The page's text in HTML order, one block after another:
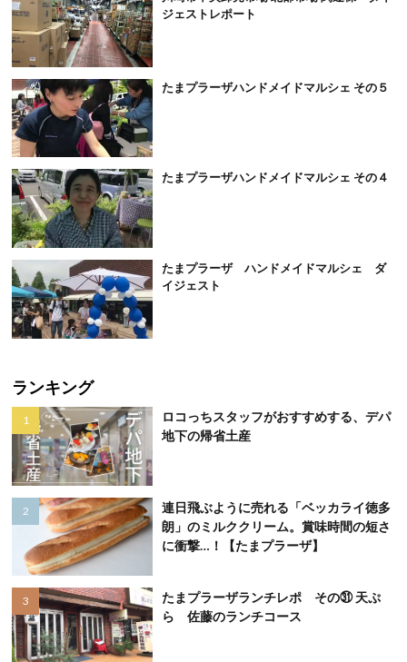
ジェストレポート
たまプラーザハンドメイドマルシェ その５
たまプラーザハンドメイドマルシェ その４
たまプラーザ ハンドメイドマルシェ ダ
イジェスト
ランキング
ロコっちスタッフがおすすめする、デパ
地下の帰省土産
連日飛ぶように売れる「ベッカライ徳多
朗」のミルククリーム。賞味時間の短さ
に衝撃…！【たまプラーザ】
たまプラーザランチレポ その㉛ 天ぷ
ら 佐藤のランチコース